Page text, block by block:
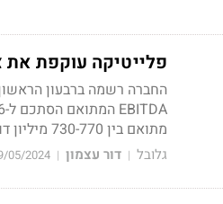
פלייטיקה עוקפת
מתואם בין 730-770 מיליון דולר ב-2024 כולה
גלובל | דור עצמון |
05/2024